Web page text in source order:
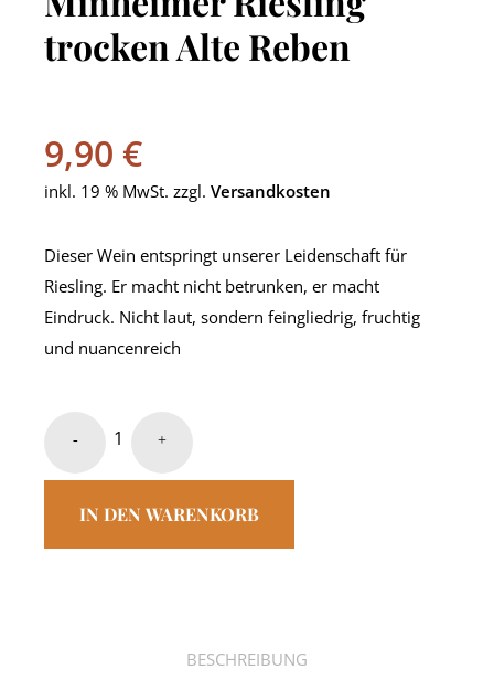
trocken Alte Reben
9,90 €
inkl. 19 % MwSt. zzgl. Versandkosten
Dieser Wein entspringt unserer Leidenschaft für
Riesling. Er macht nicht betrunken, er macht
Eindruck. Nicht laut, sondern feingliedrig, fruchtig
und nuancenreich
IN DEN WARENKORB
BESCHREIBUNG